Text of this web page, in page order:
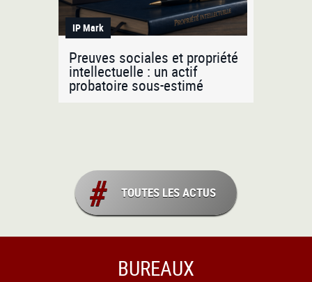
IP Mark
Preuves sociales et propriété
intellectuelle : un actif
probatoire sous-estimé
TOUTES LES ACTUS
BUREAUX